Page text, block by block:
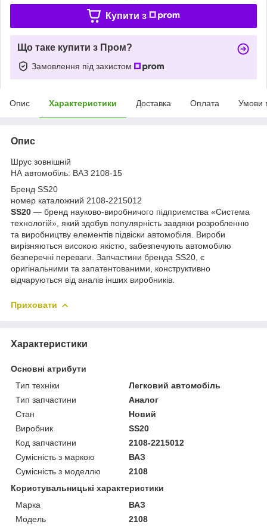
Купити з
Що таке купити з Пром?
Замовлення під захистом
Опис Характеристики Доставка Оплата Умови
Опис
Шрус зовнішній
НА автомобіль: ВАЗ 2108-15
Бренд SS20
номер каталожний 2108-2215012
SS20 — бренд науково-виробничого підприємства «Система
технологій», який здобув популярність завдяки розробленню
та виробництву елементів підвіски автомобіля. Вироби
вирізняються високою якістю, забезпечують автомобілю
безперечні переваги. Запчастини бренда SS20, є
оригінальними та запатентованими, конструктивно
відчаруються від аналів інших виробників.
Приховати
Характеристики
Основні атрибути
Тип техніки
Легковий автомобіль
Тип запчастини
Аналог
Стан
Новий
Виробник
SS20
Код запчастини
2108-2215012
Сумісність з маркою
ВАЗ
Сумісність з моделлю
2108
Користувальницькі характеристики
Марка
ВАЗ
Модель
2108